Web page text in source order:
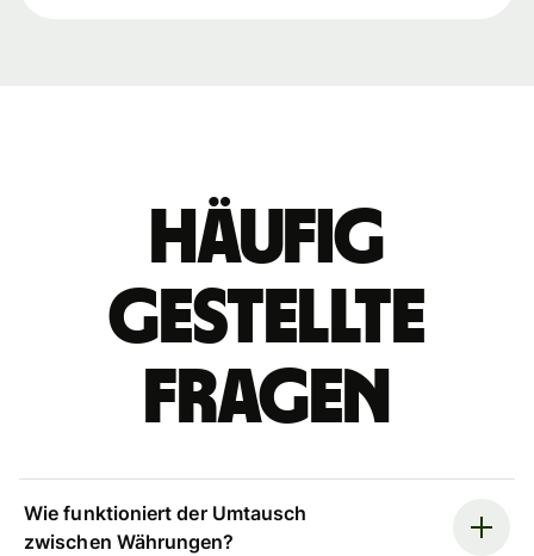
Häufig
gestellte
Fragen
Wie funktioniert der Umtausch
zwischen Währungen?